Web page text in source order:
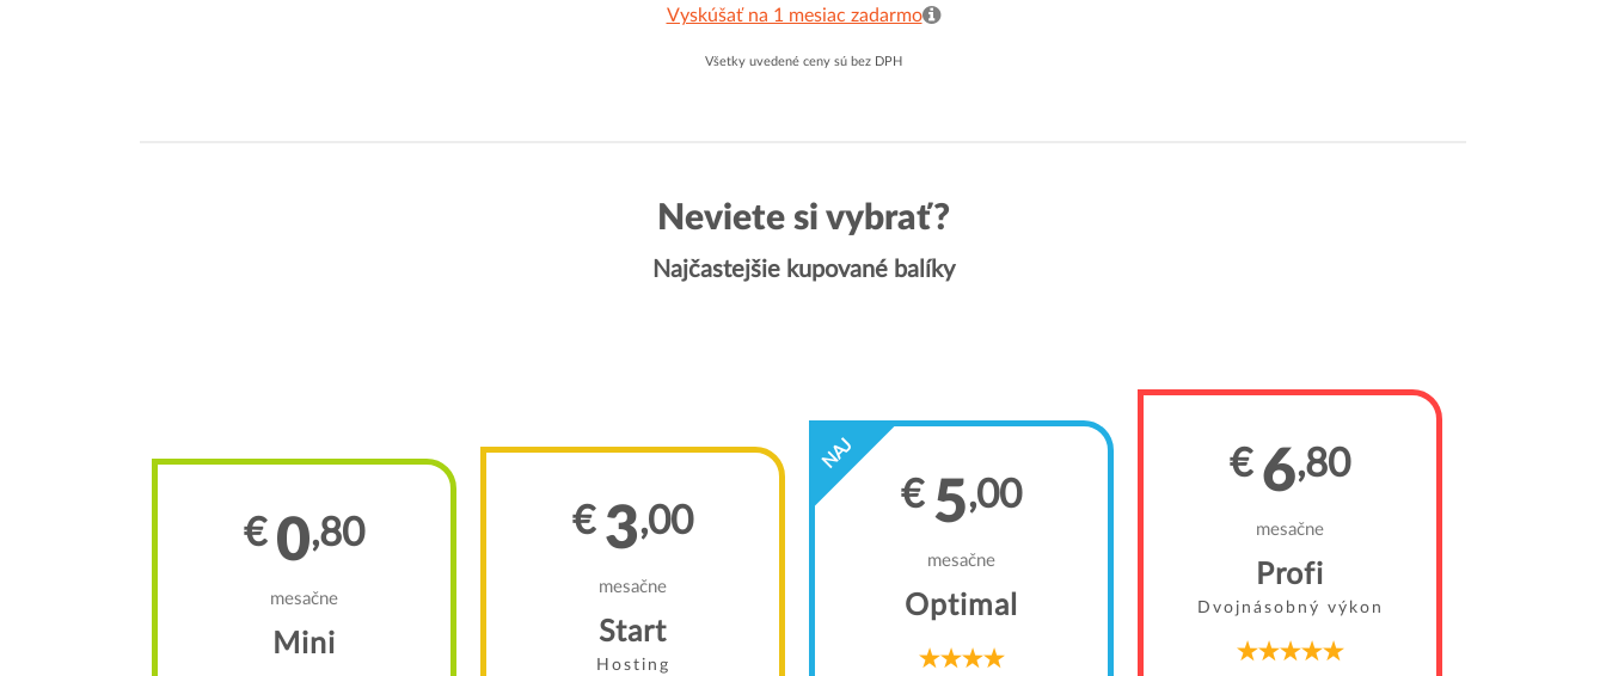
Vyskúšať na 1 mesiac zadarmo
Všetky uvedené ceny sú bez DPH
Neviete si vybrať?
Najčastejšie kupované balíky
€ 0,80
mesačne
Mini
€ 3,00
mesačne
Start
Hosting
NAJ
€ 5,00
mesačne
Optimal
€ 6,80
mesačne
Profi
Dvojnásobný výkon